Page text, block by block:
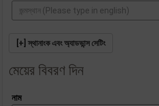
[+] স্থানাংক এবং অ্যাডভান্স সেটিং
মেয়ের বিবরণ দিন
নাম